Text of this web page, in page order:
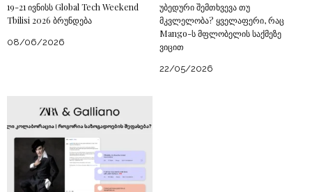
19-21 ივნისს Global Tech Weekend
Tbilisi 2026 ბრუნდება
08/06/2026
უბედური შემთხვევა თუ
მკვლელობა? ყველაფერი, რაც
Mango-ს მფლობელის საქმეზე
ვიცით
22/05/2026